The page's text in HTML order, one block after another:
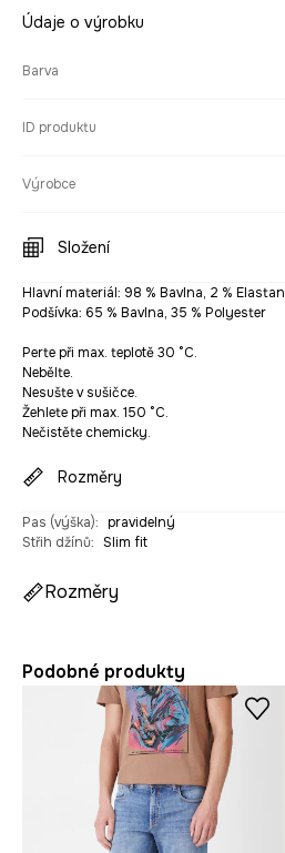
Údaje o výrobku
Barva
ID produktu
Výrobce
Složení
Hlavní materiál: 98 % Bavlna, 2 % Elastan
Podšívka: 65 % Bavlna, 35 % Polyester
Perte při max. teplotě 30 °C.
Nebělte.
Nesušte v sušičce.
Žehlete při max. 150 °C.
Nečistěte chemicky.
Rozměry
Pas (výška): pravidelný
Střih džínů: Slim fit
Rozměry
Podobné produkty